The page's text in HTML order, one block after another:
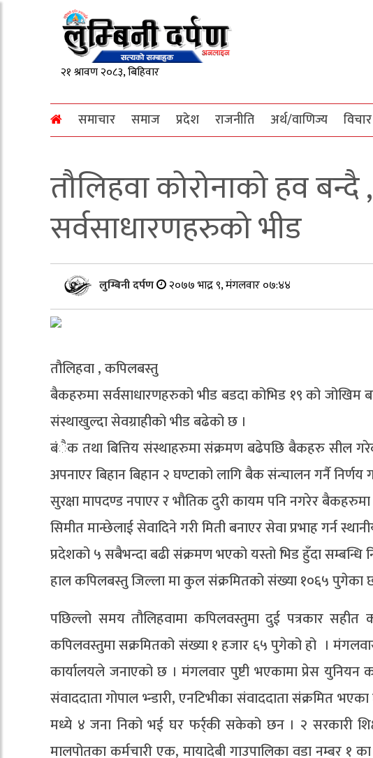
समाचार समाज प्रदेश राजनीति अर्थ/वाणिज्य विचार
तौलिहवा कोरोनाको हव
सर्वसाधारणहरुको भीड
लुम्बिनी दर्पण २०७७ भाद्र ९, मंगलवार ०७:४४
तौलिहवा , कपिलबस्तु
बैकहरुमा सर्वसाधारणहरुको भीड बडदा कोभिड १९ को जोखिम
संस्थाखुल्दा सेवग्राहीको भीड बढेको छ ।
बंैक तथा बित्तिय संस्थाहरुमा संक्रमण बढेपछि बैकहरु सील
अपनाएर बिहान बिहान २ घण्टाको लागि बैक संन्चालन गर्नै
सुरक्षा मापदण्ड नपाएर र भौतिक दुरी कायम पनि नगरेर बैकहरुमा
सिमीत मान्छेलाई सेवादिने गरी मिती बनाएर सेवा प्रभाह गर्न
प्रदेशको ५ सबैभन्दा बढी संक्रमण भएको यस्तो भिड हुँदा सम्बन्धि
हाल कपिलबस्तु जिल्ला मा कुल संक्रमितको संख्या १०६५ पुगेका
पछिल्लो समय तौलिहवामा कपिलवस्तुमा दुई पत्रकार
कपिलवस्तुमा सक्रमितको संख्या १ हजार ६५ पुगेको हो ।
कार्यालयले जनाएको छ । मंगलवार पुष्टी भएकामा प्रेस युनियन
संवाददाता गोपाल भ्न्डारी, एनटिभीका संवाददाता संक्रमित
मध्ये ४ जना निको भई घर फर्र्की सकेको छन । २ सरकारी
मालपोतका कर्मचारी एक, मायादेबी गाउपालिका वडा नम्बर